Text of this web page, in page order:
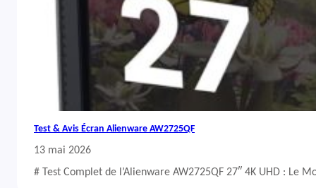
Test & Avis Écran Alienware AW2725QF
13 mai 2026
# Test Complet de l’Alienware AW2725QF 27″ 4K UHD : Le